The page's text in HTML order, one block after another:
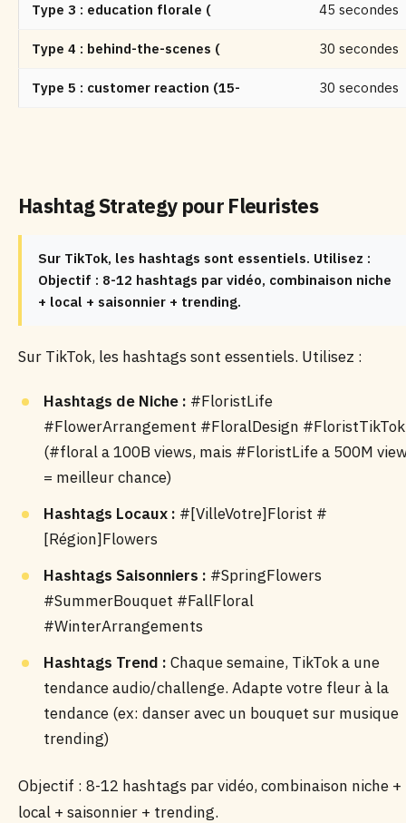
Type 3 : education florale ( 45 secondes
Type 4 : behind-the-scenes ( 30 secondes
Type 5 : customer reaction (15- 30 secondes
Hashtag Strategy pour Fleuristes
Sur TikTok, les hashtags sont essentiels. Utilisez :
Objectif : 8-12 hashtags par vidéo, combinaison niche
+ local + saisonnier + trending.
Sur TikTok, les hashtags sont essentiels. Utilisez :
Hashtags de Niche : #FloristLife
#FlowerArrangement #FloralDesign #FloristTikTok
(#floral a 100B views, mais #FloristLife a 500M
= meilleur chance)
Hashtags Locaux : #[VilleVotre]Florist #
[Région]Flowers
Hashtags Saisonniers : #SpringFlowers
#SummerBouquet #FallFloral
#WinterArrangements
Hashtags Trend : Chaque semaine, TikTok a une
tendance audio/challenge. Adapte votre fleur à la
tendance (ex: danser avec un bouquet sur musique
trending)
Objectif : 8-12 hashtags par vidéo, combinaison niche +
local + saisonnier + trending.